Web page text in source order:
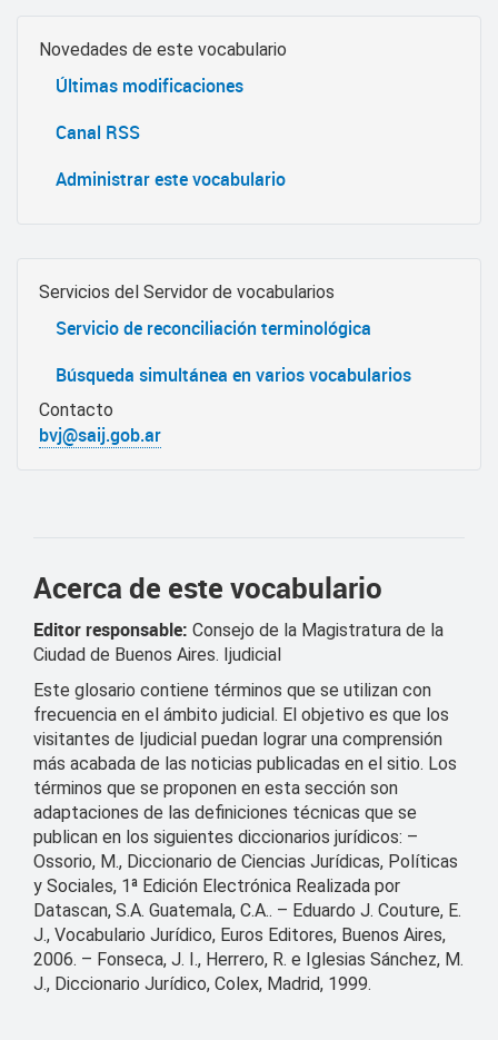
Novedades de este vocabulario
Últimas modificaciones
Canal RSS
Administrar este vocabulario
Servicios del Servidor de vocabularios
Servicio de reconciliación terminológica
Búsqueda simultánea en varios vocabularios
Contacto
bvj@saij.gob.ar
Acerca de este vocabulario
Editor responsable: Consejo de la Magistratura de la
Ciudad de Buenos Aires. Ijudicial
Este glosario contiene términos que se utilizan con
frecuencia en el ámbito judicial. El objetivo es que los
visitantes de Ijudicial puedan lograr una comprensión
más acabada de las noticias publicadas en el sitio. Los
términos que se proponen en esta sección son
adaptaciones de las definiciones técnicas que se
publican en los siguientes diccionarios jurídicos: –
Ossorio, M., Diccionario de Ciencias Jurídicas, Políticas
y Sociales, 1ª Edición Electrónica Realizada por
Datascan, S.A. Guatemala, C.A.. – Eduardo J. Couture, E.
J., Vocabulario Jurídico, Euros Editores, Buenos Aires,
2006. – Fonseca, J. I., Herrero, R. e Iglesias Sánchez, M.
J., Diccionario Jurídico, Colex, Madrid, 1999.